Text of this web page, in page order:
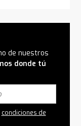
de nuestros
donde tú
condiciones de